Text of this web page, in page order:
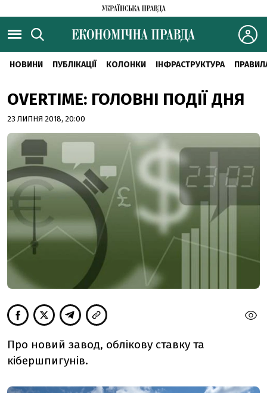
НОВИНИ ПУБЛІКАЦІЇ КОЛОНКИ ІНФРАСТРУКТУРА
OVERTIME: ГОЛОВНІ ПОДІЇ ДНЯ
23 ЛИПНЯ 2018, 20:00
Про новий завод, облікову ставку та
кібершпигунів.